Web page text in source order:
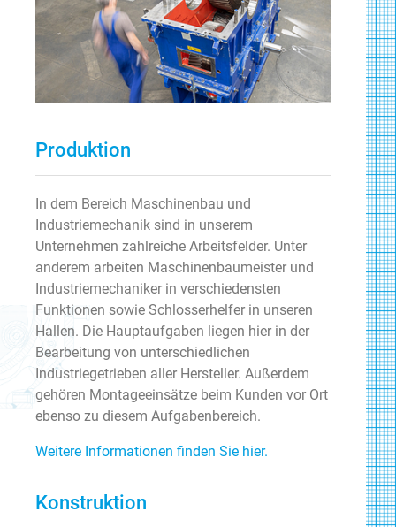
Produktion
In dem Bereich Maschinenbau und
Industriemechanik sind in unserem
Unternehmen zahlreiche Arbeitsfelder. Unter
anderem arbeiten Maschinenbaumeister und
Industriemechaniker in verschiedensten
Funktionen sowie Schlosserhelfer in unseren
Hallen. Die Hauptaufgaben liegen hier in der
Bearbeitung von unterschiedlichen
Industriegetrieben aller Hersteller. Außerdem
gehören Montageeinsätze beim Kunden vor Ort
ebenso zu diesem Aufgabenbereich.
Weitere Informationen finden Sie hier.
Konstruktion